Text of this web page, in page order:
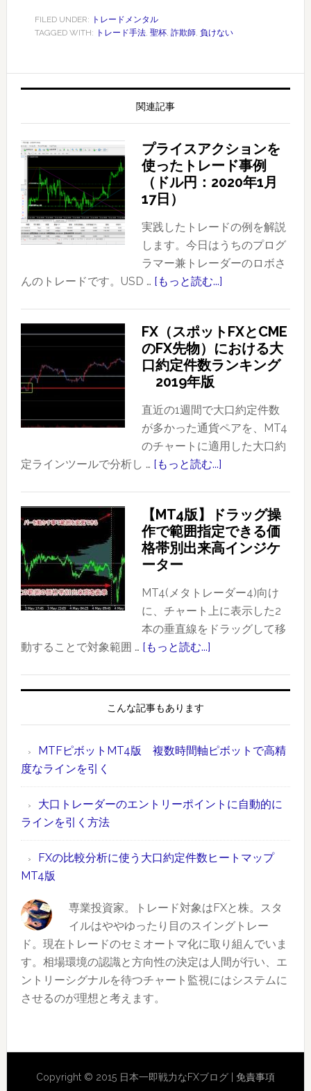
FILED UNDER: トレードメンタル
TAGGED WITH: トレード手法, 聖杯, 詐欺師, 負けない
関連記事
プライスアクションを
使ったトレード事例
（ドル円：2020年1月
17日）
実践したトレードの例を解説
します。今日はうちのプログ
ラマー兼トレーダーのロボさ
んのトレードです。USD … [もっと読む...]
イ
ス
ア
シ
ョ
ン
た
ト
レ
ド
事
例
円：
月
日）
FX（スポットFXとCME
のFX先物）における大
口約定件数ランキング
2019年版
直近の1週間で大口約定件数
が多かった通貨ペアを、MT4
のチャートに適用した大口約
定ラインツールで分析し … [もっと読む...]
ッ
ト
FX
CME
の
FX
大
約
定
数
ラ
ン
グ
2019
年
【MT4版】ドラッグ操
作で範囲指定できる価
格帯別出来高インジケ
ーター
MT4(メタトレーダー4)向け
に、チャート上に表示した2
本の垂直線をドラッグして移
動することで対象範囲 … [もっと読む...]
グ
作
で
指
で
き
る
価
格
イ
こんな記事もあります
MTFピボットMT4版 複数時間軸ピボットで高精
度なラインを引く
大口トレーダーのエントリーポイントに自動的に
ラインを引く方法
FXの比較分析に使う大口約定件数ヒートマップ
MT4版
専業投資家。トレード対象はFXと株。スタ
イルはややゆったり目のスイングトレー
ド。現在トレードのセミオートマ化に取り組んでいま
す。相場環境の認識と方向性の決定は人間が行い、エ
ントリーシグナルを待つチャート監視にはシステムに
させるのが理想と考えます。
Copyright © 2015 日本一即戦力なFXブログ | 免責事項